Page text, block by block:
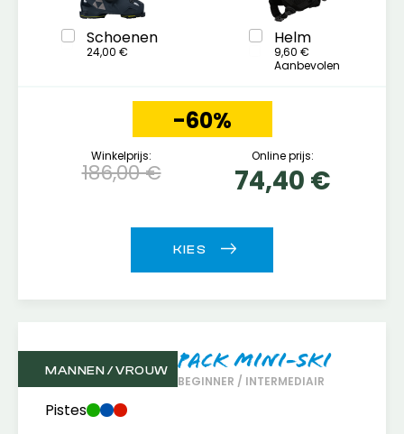
Schoenen
24,00 €
Helm
9,60 €
Aanbevolen
-60%
Winkelprijs:
186,00 €
Online prijs:
74,40 €
MANNEN / VROUW Pack Mini-Ski
BEGINNER / INTERMEDIAIR
Pistes